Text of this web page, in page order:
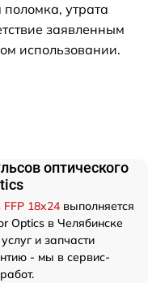
утрата
заявленным
использовании.
оптического
18x24 выполняется
Optics в Челябинске
и запчасти
- мы в сервис-